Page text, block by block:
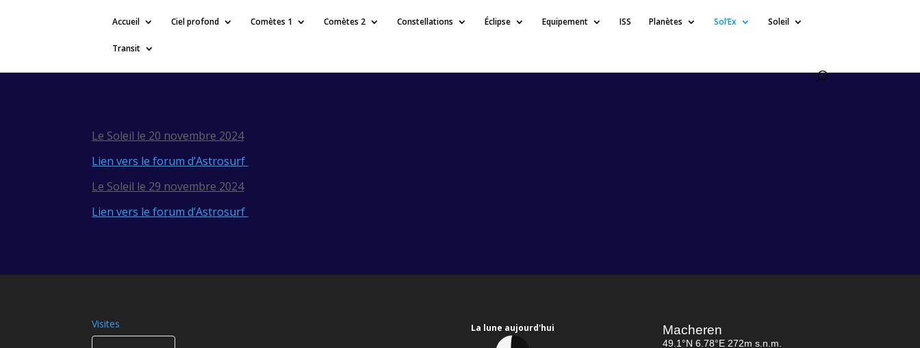
Accueil Ciel profond Comètes 1 Comètes 2 Constellations Éclipse Equipement ISS Planètes Sol’Ex Soleil
Transit
Le Soleil le 20 novembre 2024
Lien vers le forum d’Astrosurf
Le Soleil le 29 novembre 2024
Lien vers le forum d’Astrosurf
Visites La lune aujourd'hui